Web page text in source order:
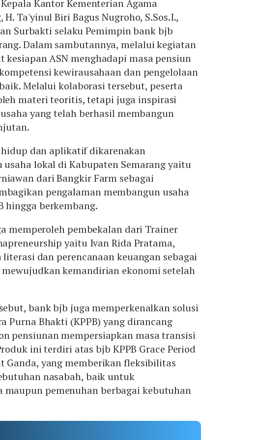
Kantor Kementerian Agama
Ta'yinul Biri Bagus Nugroho, S.Sos.I.,
Surbakti selaku Pemimpin bank bjb
Dalam sambutannya, melalui kegiatan
ASN menghadapi masa pensiun
kewirausahaan dan pengelolaan
Melalui kolaborasi tersebut, peserta
materi teoritis, tetapi juga inspirasi
yang telah berhasil membangun
dan aplikatif dikarenakan
lokal di Kabupaten Semarang yaitu
dari Bangkir Farm sebagai
pengalaman membangun usaha
hingga berkembang.
memperoleh pembekalan dari Trainer
yaitu Ivan Rida Pratama,
dan perencanaan keuangan sebagai
kemandirian ekonomi setelah
bank bjb juga memperkenalkan solusi
Purna Bhakti (KPPB) yang dirancang
pensiunan mempersiapkan masa transisi
ini terdiri atas bjb KPPB Grace Period
Ganda, yang memberikan fleksibilitas
nasabah, baik untuk
maupun pemenuhan berbagai kebutuhan